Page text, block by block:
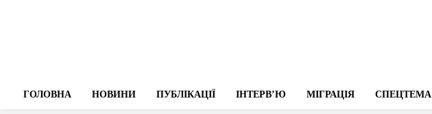
ГОЛОВНА НОВИНИ ПУБЛІКАЦІЇ ІНТЕРВʼЮ МІГРАЦІЯ СПЕЦТЕМА